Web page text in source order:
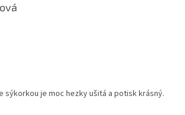
je 5 z 5 hvězdiček.
je 5 z 5 hvězdiček.
sýkorkou je moc hezky ušitá a potisk krásný.